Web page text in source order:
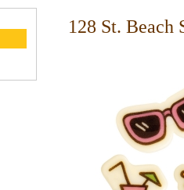
128 St. Beach